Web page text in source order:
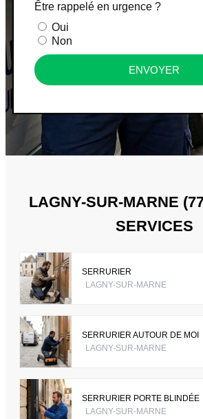
Être rappelé en urgence ?
Oui
Non
ENVOYER
LAGNY-SUR-MARNE
SERVICES
SERRURIER
LAGNY-SUR-MARNE
SERRURIER AUTOUR DE MOI
LAGNY-SUR-MARNE
SERRURIER PORTE BLINDÉE
LAGNY-SUR-MARNE